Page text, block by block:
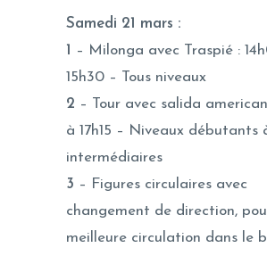
Samedi 21 mars :
1
– Milonga avec Traspié :
15h30 – Tous niveaux
2 – Tour avec salida
à 17h15 – Niveaux débutants
intermédiaires
3 – Figures circulaires avec
changement de direction,
meilleure circulation dans le